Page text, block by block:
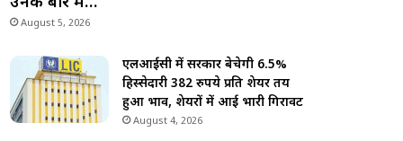
August 5, 2026
एलआईसी में सरकार बेचेगी 6.5%
हिस्सेदारी 382 रुपये प्रति शेयर तय
हुआ भाव, शेयरों में आई भारी गिरावट
August 4, 2026